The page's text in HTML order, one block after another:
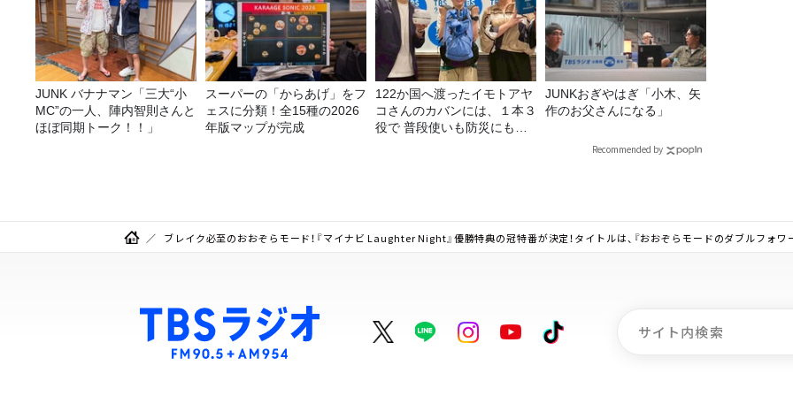
JUNK バナナマン「三大“小
MC”の一人、陣内智則さんと
ほぼ同期トーク！！」
スーパーの「からあげ」をフ
ェスに分類！全15種の2026
年版マップが完成
122か国へ渡ったイモトアヤ
コさんのカバンには、１本３
役で 普段使いも防災にもな
JUNKおぎやはぎ「小木、矢
作のお父さんになる」
Recommended by
ブレイク必至のおおぞらモード！『マイナビ Laughter Night』優勝特典の冠特番が決定！タイトルは、『おおぞらモードのダブルフォワ